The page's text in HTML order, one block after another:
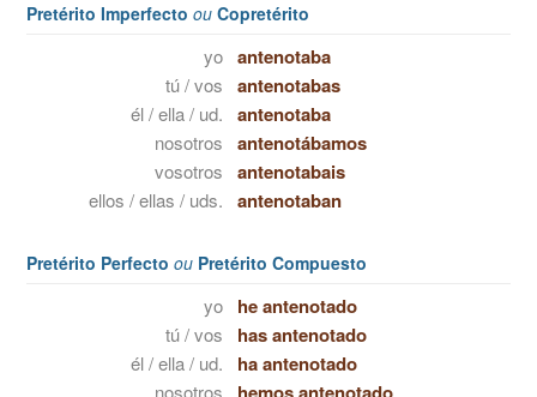
Pretérito Imperfecto ou Copretérito
yo antenotaba
tú / vos antenotabas
él / ella / ud. antenotaba
nosotros antenotábamos
vosotros antenotabais
ellos / ellas / uds. antenotaban
Pretérito Perfecto ou Pretérito Compuesto
yo he antenotado
tú / vos has antenotado
él / ella / ud. ha antenotado
nosotros